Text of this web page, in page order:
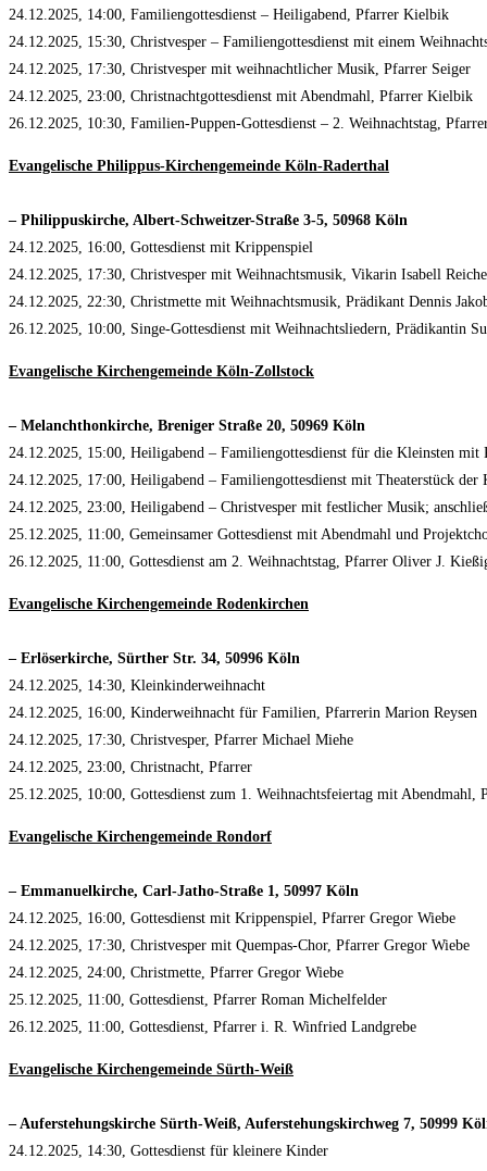
24.12.2025, 14:00, Familiengottesdienst – Heiligabend, Pfarrer Kielbik
24.12.2025, 15:30, Christvesper – Familiengottesdienst mit einem
24.12.2025, 17:30, Christvesper mit weihnachtlicher Musik, Pfarrer Seiger
24.12.2025, 23:00, Christnachtgottesdienst mit Abendmahl, Pfarrer Kielbik
26.12.2025, 10:30, Familien-Puppen-Gottesdienst – 2. Weihnachtstag,
Evangelische Philippus-Kirchengemeinde Köln-Raderthal
– Philippuskirche, Albert-Schweitzer-Straße 3-5, 50968 Köln
24.12.2025, 16:00, Gottesdienst mit Krippenspiel
24.12.2025, 17:30, Christvesper mit Weihnachtsmusik, Vikarin Isabell
24.12.2025, 22:30, Christmette mit Weihnachtsmusik, Prädikant Dennis
26.12.2025, 10:00, Singe-Gottesdienst mit Weihnachtsliedern, Prädikantin
Evangelische Kirchengemeinde Köln-Zollstock
– Melanchthonkirche, Breniger Straße 20, 50969 Köln
24.12.2025, 15:00, Heiligabend – Familiengottesdienst für die Kleinsten
24.12.2025, 17:00, Heiligabend – Familiengottesdienst mit Theaterstück
24.12.2025, 23:00, Heiligabend – Christvesper mit festlicher Musik;
25.12.2025, 11:00, Gemeinsamer Gottesdienst mit Abendmahl und
26.12.2025, 11:00, Gottesdienst am 2. Weihnachtstag, Pfarrer Oliver J.
Evangelische Kirchengemeinde Rodenkirchen
– Erlöserkirche, Sürther Str. 34, 50996 Köln
24.12.2025, 14:30, Kleinkinderweihnacht
24.12.2025, 16:00, Kinderweihnacht für Familien, Pfarrerin Marion Reysen
24.12.2025, 17:30, Christvesper, Pfarrer Michael Miehe
24.12.2025, 23:00, Christnacht, Pfarrer
25.12.2025, 10:00, Gottesdienst zum 1. Weihnachtsfeiertag mit Abendmahl,
Evangelische Kirchengemeinde Rondorf
– Emmanuelkirche, Carl-Jatho-Straße 1, 50997 Köln
24.12.2025, 16:00, Gottesdienst mit Krippenspiel, Pfarrer Gregor Wiebe
24.12.2025, 17:30, Christvesper mit Quempas-Chor, Pfarrer Gregor Wiebe
24.12.2025, 24:00, Christmette, Pfarrer Gregor Wiebe
25.12.2025, 11:00, Gottesdienst, Pfarrer Roman Michelfelder
26.12.2025, 11:00, Gottesdienst, Pfarrer i. R. Winfried Landgrebe
Evangelische Kirchengemeinde Sürth-Weiß
– Auferstehungskirche Sürth-Weiß, Auferstehungskirchweg 7, 50999
24.12.2025, 14:30, Gottesdienst für kleinere Kinder